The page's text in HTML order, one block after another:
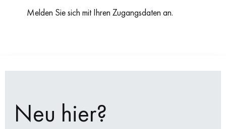
Melden Sie sich mit Ihren Zugangsdaten an.
Neu hier?